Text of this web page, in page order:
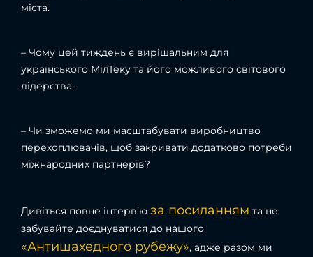
міста.
– Чому цей тиждень є вирішальним для
українського МілТеку та його можливого світового
лідерства.
– Чи зможемо ми масштабувати виробництво
перехоплювачів, щоб закривати додатково потреби
міжнародних партнерів?
Дивіться повне інтерв’ю за посиланням та не
забувайте доєднуватися до нашого
«Антишахедного рубежу», адже разом ми